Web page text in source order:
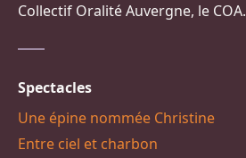
Collectif Oralité Auvergne, le COA.
Spectacles
Une épine nommée Christine
Entre ciel et charbon